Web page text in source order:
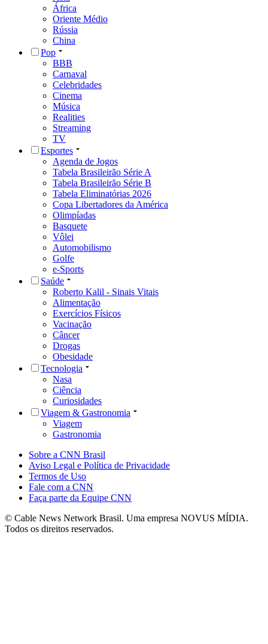
África
Oriente Médio
Rússia
China
Pop
BBB
Carnaval
Celebridades
Cinema
Música
Realities
Streaming
TV
Esportes
Agenda de Jogos
Tabela Brasileirão Série A
Tabela Brasileirão Série B
Tabela Eliminatórias 2026
Copa Libertadores da América
Olimpíadas
Basquete
Vôlei
Automobilismo
Golfe
e-Sports
Saúde
Roberto Kalil - Sinais Vitais
Alimentação
Exercícios Físicos
Vacinação
Câncer
Drogas
Obesidade
Tecnologia
Nasa
Ciência
Curiosidades
Viagem & Gastronomia
Viagem
Gastronomia
Sobre a CNN Brasil
Aviso Legal e Política de Privacidade
Termos de Uso
Fale com a CNN
Faça parte da Equipe CNN
© Cable News Network Brasil. Uma empresa NOVUS MÍDIA.
Todos os direitos reservados.